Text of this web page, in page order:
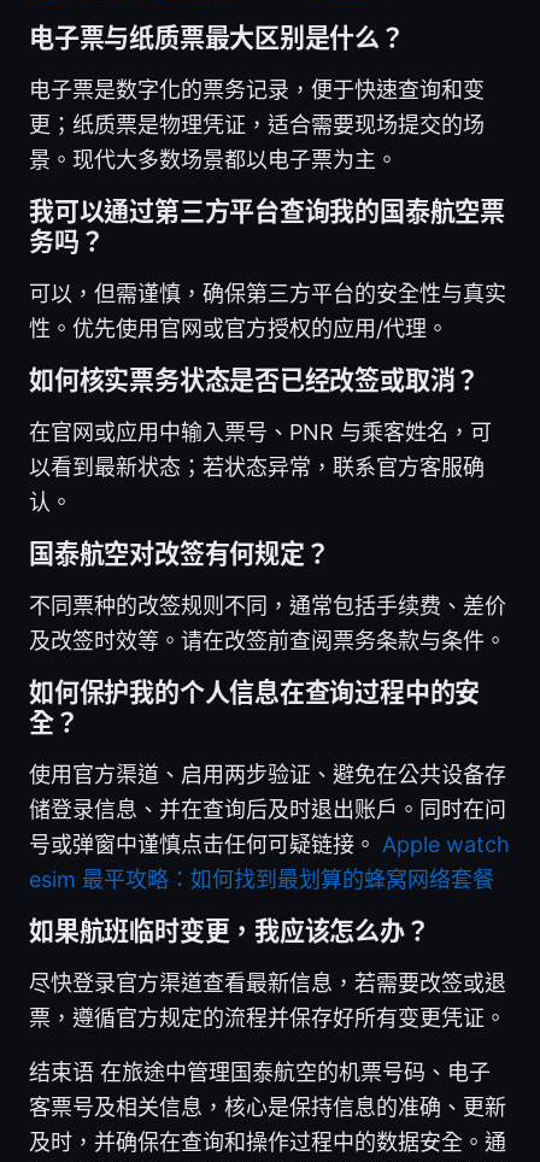
电子票与纸质票最大区别是什么？
电子票是数字化的票务记录，便于快速查询和变
更；纸质票是物理凭证，适合需要现场提交的场
景。现代大多数场景都以电子票为主。
我可以通过第三方平台查询我的国泰航空票
务吗？
可以，但需谨慎，确保第三方平台的安全性与真实
性。优先使用官网或官方授权的应用/代理。
如何核实票务状态是否已经改签或取消？
在官网或应用中输入票号、PNR 与乘客姓名，可
以看到最新状态；若状态异常，联系官方客服确
认。
国泰航空对改签有何规定？
不同票种的改签规则不同，通常包括手续费、差价
及改签时效等。请在改签前查阅票务条款与条件。
如何保护我的个人信息在查询过程中的安
全？
使用官方渠道、启用两步验证、避免在公共设备存
储登录信息、并在查询后及时退出账户。同时在问
号或弹窗中谨慎点击任何可疑链接。 Apple watch
esim 最平攻略：如何找到最划算的蜂窝网络套餐
如果航班临时变更，我应该怎么办？
尽快登录官方渠道查看最新信息，若需要改签或退
票，遵循官方规定的流程并保存好所有变更凭证。
结束语 在旅途中管理国泰航空的机票号码、电子
客票号及相关信息，核心是保持信息的准确、更新
及时，并确保在查询和操作过程中的数据安全。通